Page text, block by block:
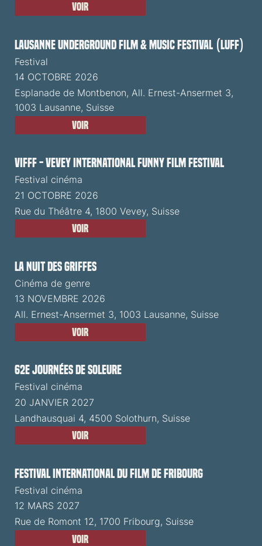
Voir
Lausanne Underground Film & Music Festival (LUFF)
Festival
14 OCTOBRE 2026
Esplanade de Montbenon, All. Ernest-Ansermet 3,
1003 Lausanne, Suisse
Voir
VIFFF - Vevey International Funny Film Festival
Festival cinéma
21 OCTOBRE 2026
Rue du Théâtre 4, 1800 Vevey, Suisse
Voir
La Nuit des Griffes
Cinéma de genre
13 NOVEMBRE 2026
All. Ernest-Ansermet 3, 1003 Lausanne, Suisse
Voir
62e Journées de Soleure
Festival cinéma
20 JANVIER 2027
Landhausquai 4, 4500 Solothurn, Suisse
Voir
Festival International du Film de Fribourg
Festival cinéma
12 MARS 2027
Rue de Romont 12, 1700 Fribourg, Suisse
Voir